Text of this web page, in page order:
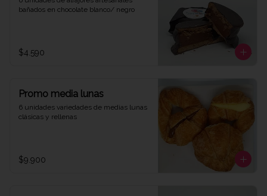
bañados en chocolate blanco/ negro
$4.590
Promo media lunas
6 unidades variedades de medias lunas
clásicas y rellenas
$9.900